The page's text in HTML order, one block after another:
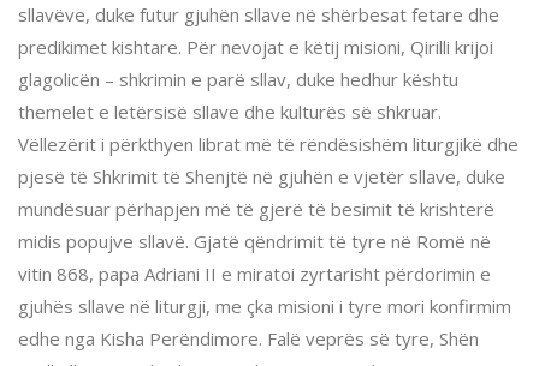
sllavëve, duke futur gjuhën sllave në shërbesat fetare dhe
predikimet kishtare. Për nevojat e këtij misioni, Qirilli krijoi
glagolicën – shkrimin e parë sllav, duke hedhur kështu
themelet e letërsisë sllave dhe kulturës së shkruar.
Vëllezërit i përkthyen librat më të rëndësishëm liturgjikë dhe
pjesë të Shkrimit të Shenjtë në gjuhën e vjetër sllave, duke
mundësuar përhapjen më të gjerë të besimit të krishterë
midis popujve sllavë. Gjatë qëndrimit të tyre në Romë në
vitin 868, papa Adriani II e miratoi zyrtarisht përdorimin e
gjuhës sllave në liturgji, me çka misioni i tyre mori konfirmim
edhe nga Kisha Perëndimore. Falë veprës së tyre, Shën